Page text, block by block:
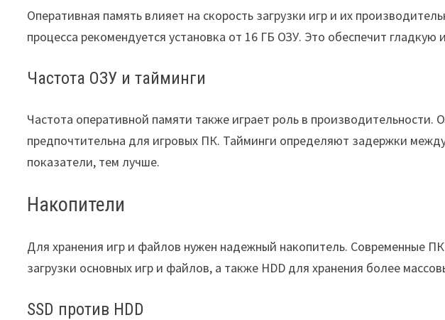
Оперативная память влияет на скорость загрузки игр и их
процесса рекомендуется установка от 16 ГБ ОЗУ. Это обеспечит
Частота ОЗУ и тайминги
Частота оперативной памяти также играет роль в производительности.
предпочтительна для игровых ПК. Тайминги определяют задержки
показатели, тем лучше.
Накопители
Для хранения игр и файлов нужен надежный накопитель. Современные
загрузки основных игр и файлов, а также HDD для хранения более
SSD против HDD